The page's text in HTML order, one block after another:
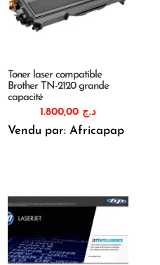
Toner laser compatible
Brother TN-2120 grande
capacité
د.ج
Vendu par: Africapap